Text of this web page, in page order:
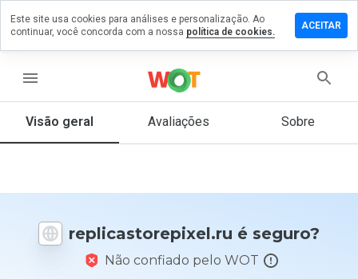
menu
Visão geral Avaliações Sobre
replicastorepixel.ru é seguro?
Não confiado pelo WOT
em
De 1
nota
daria
Este site usa cookies para análises e personalização. Ao
continuar, você concorda com a nossa política de cookies.
ACEITAR